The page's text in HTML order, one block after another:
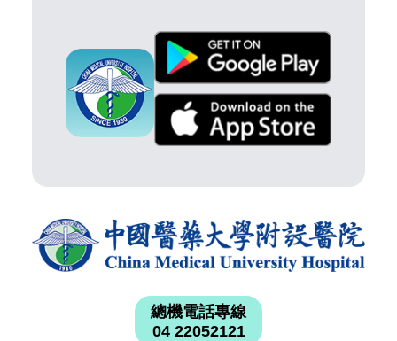
總機電話專線
04 22052121